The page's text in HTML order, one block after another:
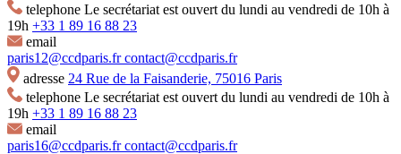
telephone Le secrétariat est ouvert du lundi au vendredi de 10h à
19h +33 1 89 16 88 23
email
paris12@ccdparis.frcontact@ccdparis.fr
adresse 24 Rue de la Faisanderie, 75016 Paris
telephone Le secrétariat est ouvert du lundi au vendredi de 10h à
19h +33 1 89 16 88 23
email
paris16@ccdparis.frcontact@ccdparis.fr